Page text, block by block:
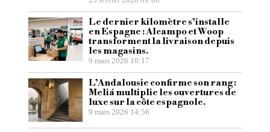
Le dernier kilomètre s’installe
en Espagne : Alcampo et Woop
transforment la livraison depuis
les magasins.
9 mars 2026 10:17
L’Andalousie confirme son rang :
Meliá multiplie les ouvertures de
luxe sur la côte espagnole.
9 mars 2026 14:56